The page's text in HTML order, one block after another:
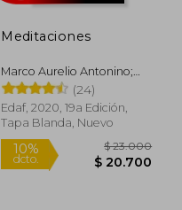
Meditaciones
Marco Aurelio Antonino;
Marco Aurelio(24)
Edaf, 2020, 19a Edición,
Tapa Blanda, Nuevo